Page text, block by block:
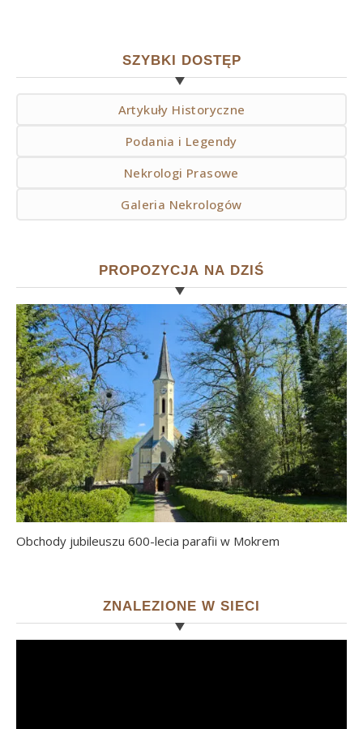
SZYBKI DOSTĘP
Artykuły Historyczne
Podania i Legendy
Nekrologi Prasowe
Galeria Nekrologów
PROPOZYCJA NA DZIŚ
Obchody jubileuszu 600-lecia parafii w Mokrem
ZNALEZIONE W SIECI